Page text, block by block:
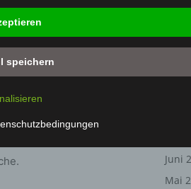
Belgien, der seit
über
hat
188 Millionen Euro in
Eröffnung von 36
1.500 neue
Juni
Mai
den Abgleich oder die Verknüpfung,
die Vernichtung.
Markierung gespeicherter
Verarbeitung personenbezogener
Daten verwendet
die sich auf eine natürliche Person
speichern